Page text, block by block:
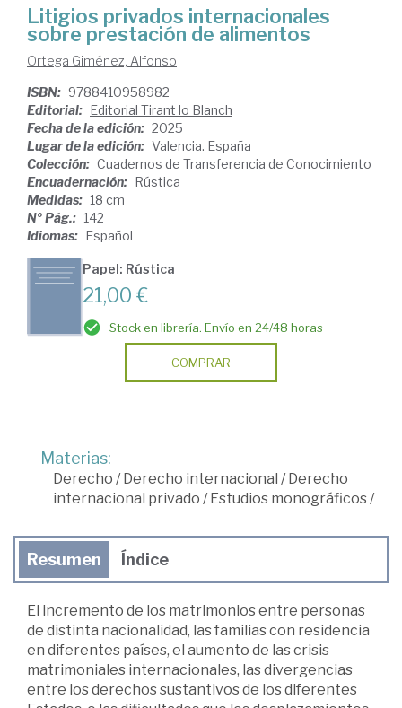
Litigios privados internacionales
sobre prestación de alimentos
Ortega Giménez, Alfonso
ISBN: 9788410958982
Editorial: Editorial Tirant lo Blanch
Fecha de la edición: 2025
Lugar de la edición: Valencia. España
Colección: Cuadernos de Transferencia de Conocimiento
Encuadernación: Rústica
Medidas: 18 cm
Nº Pág.: 142
Idiomas: Español
Papel: Rústica
21,00 €
Stock en librería. Envío en 24/48 horas
COMPRAR
Materias:
Derecho / Derecho internacional / Derecho
internacional privado / Estudios monográficos/
Resumen Índice
El incremento de los matrimonios entre personas
de distinta nacionalidad, las familias con residencia
en diferentes países, el aumento de las crisis
matrimoniales internacionales, las divergencias
entre los derechos sustantivos de los diferentes